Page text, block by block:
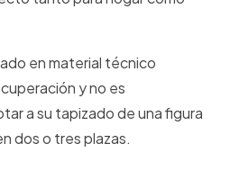
en material técnico
y no es
a su tapizado de una figura
dos o tres plazas.